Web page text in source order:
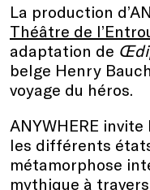
La production
Théâtre de
adaptation de
belge Henry
voyage du héros.
ANYWHERE
les différents
métamorphose
mythique à